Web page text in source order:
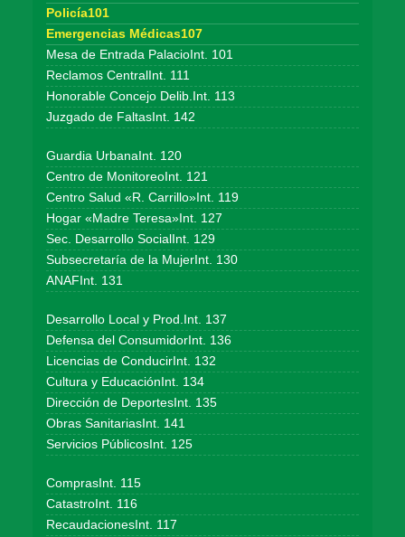
Policía101
Emergencias Médicas107
Mesa de Entrada PalacioInt. 101
Reclamos CentralInt. 111
Honorable Concejo Delib.Int. 113
Juzgado de FaltasInt. 142
Guardia UrbanaInt. 120
Centro de MonitoreoInt. 121
Centro Salud «R. Carrillo»Int. 119
Hogar «Madre Teresa»Int. 127
Sec. Desarrollo SocialInt. 129
Subsecretaría de la MujerInt. 130
ANAFInt. 131
Desarrollo Local y Prod.Int. 137
Defensa del ConsumidorInt. 136
Licencias de ConducirInt. 132
Cultura y EducaciónInt. 134
Dirección de DeportesInt. 135
Obras SanitariasInt. 141
Servicios PúblicosInt. 125
ComprasInt. 115
CatastroInt. 116
RecaudacionesInt. 117